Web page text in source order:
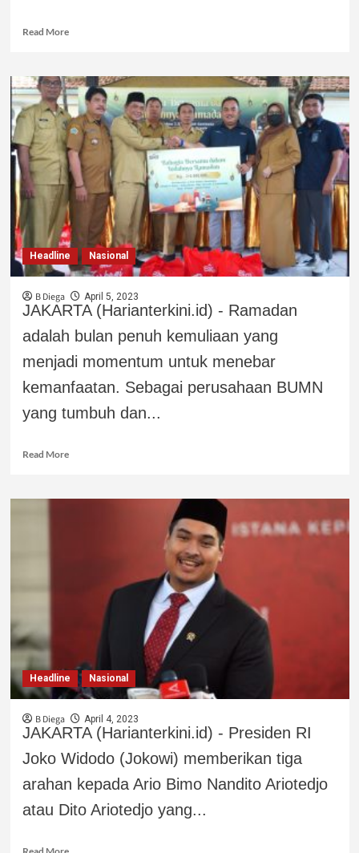
Read More
Headline Nasional
B Diega April 5, 2023
JAKARTA (Harianterkini.id) - Ramadan
adalah bulan penuh kemuliaan yang
menjadi momentum untuk menebar
kemanfaatan. Sebagai perusahaan BUMN
yang tumbuh dan...
Read More
Headline Nasional
B Diega April 4, 2023
JAKARTA (Harianterkini.id) - Presiden RI
Joko Widodo (Jokowi) memberikan tiga
arahan kepada Ario Bimo Nandito Ariotedjo
atau Dito Ariotedjo yang...